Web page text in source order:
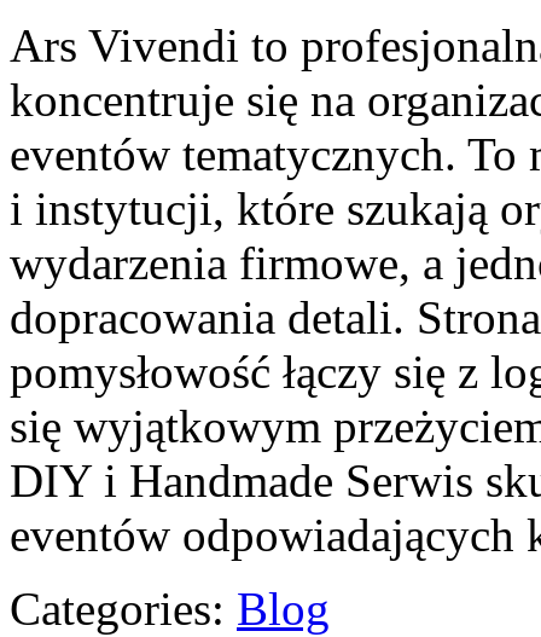
Ars Vivendi to
koncentruje się na
eventów tematycznych.
i instytucji, które szukają
wydarzenia firmowe, a
dopracowania detali.
pomysłowość łączy się z
się wyjątkowym
DIY i Handmade Serwis
eventów
Categories: Blog